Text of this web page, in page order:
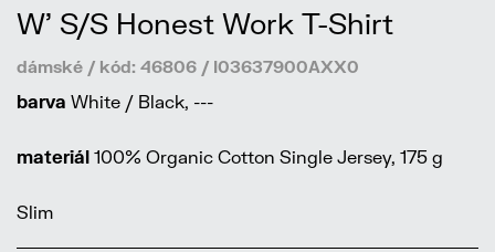
W' S/S Honest Work T-Shirt
dámské / kód: 46806 / I03637900AXX0
barva White / Black, ---
materiál 100% Organic Cotton Single Jersey, 175 g
Slim